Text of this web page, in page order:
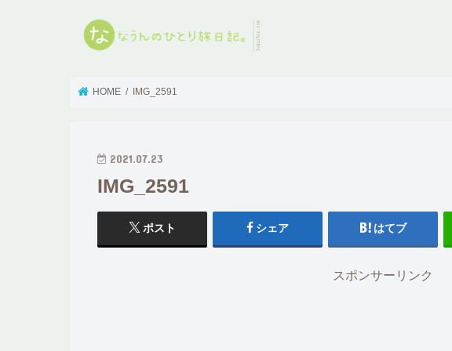
HOME IMG_2591
2021.07.23
IMG_2591
ポスト シェア はてブ
スポンサーリンク